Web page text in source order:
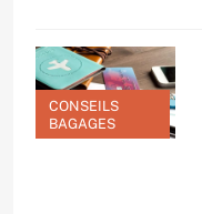
CONSEILS
BAGAGES